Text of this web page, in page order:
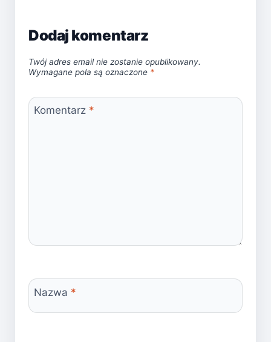
Dodaj komentarz
Twój adres email nie zostanie opublikowany.
Wymagane pola są oznaczone *
Komentarz *
Nazwa *